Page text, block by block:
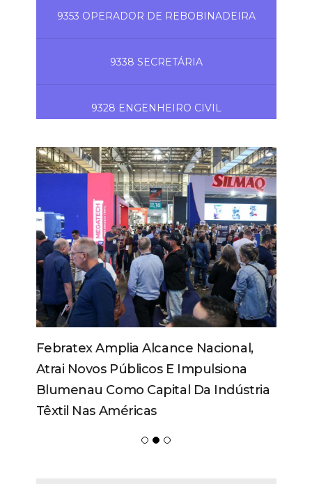
9353 OPERADOR DE REBOBINADEIRA
9338 SECRETÁRIA
9328 ENGENHEIRO CIVIL
Febratex Amplia Alcance Nacional,
Atrai Novos Públicos E Impulsiona
Blumenau Como Capital Da Indústria
Têxtil Nas Américas